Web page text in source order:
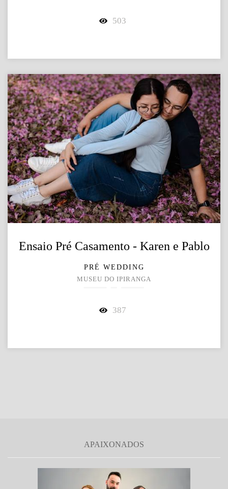
503
Ensaio Pré Casamento - Karen e Pablo
PRÉ WEDDING
MUSEU DO IPIRANGA
387
APAIXONADOS